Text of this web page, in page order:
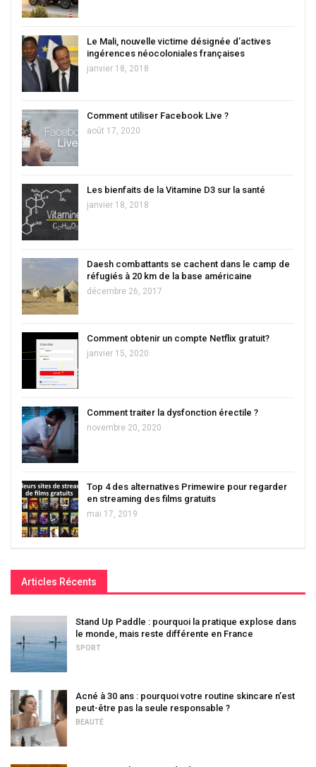
Le Mali, nouvelle victime désignée d’actives
ingérences néocoloniales françaises
janvier 18, 2018
Comment utiliser Facebook Live ?
août 17, 2020
Les bienfaits de la Vitamine D3 sur la santé
janvier 18, 2018
Daesh combattants se cachent dans le camp de
réfugiés à 20 km de la base américaine
décembre 26, 2017
Comment obtenir un compte Netflix gratuit?
janvier 15, 2020
Comment traiter la dysfonction érectile ?
novembre 20, 2020
Top 4 des alternatives Primewire pour regarder
en streaming des films gratuits
mai 17, 2019
Articles Récents
Stand Up Paddle : pourquoi la pratique explose dans
le monde, mais reste différente en France
SPORT
Acné à 30 ans : pourquoi votre routine skincare n’est
peut-être pas la seule responsable ?
BEAUTÉ